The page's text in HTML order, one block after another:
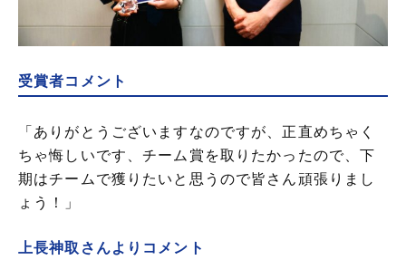
受賞者コメント
「ありがとうございますなのですが、正直めちゃく
ちゃ悔しいです、チーム賞を取りたかったので、下
期はチームで獲りたいと思うので皆さん頑張りまし
ょう！」
上長神取さんよりコメント